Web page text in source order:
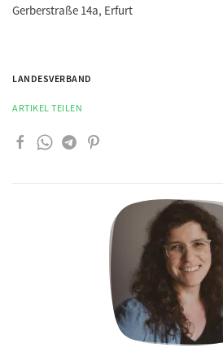
Gerberstraße 14a, Erfurt
LANDESVERBAND
ARTIKEL TEILEN